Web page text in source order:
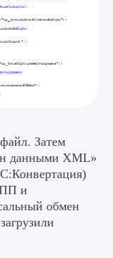
Затем
данными XML»
и
обмен